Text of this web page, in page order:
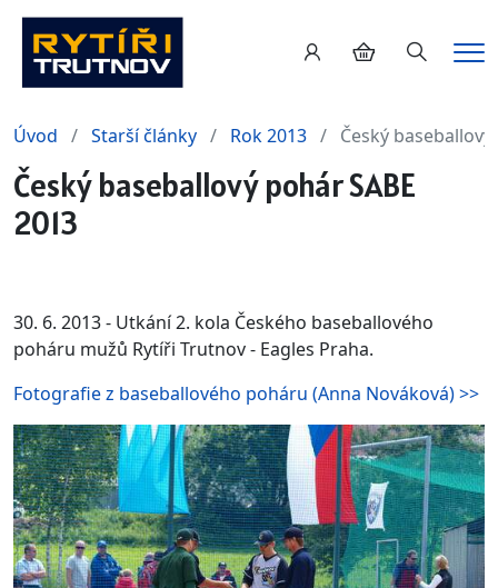
Hledání
Úvod Starší články Rok 2013 Český
Český baseballový pohár SABE
2013
30. 6. 2013 - Utkání 2. kola Českého baseballového
poháru mužů Rytíři Trutnov - Eagles Praha.
Fotografie z baseballového poháru (Anna Nováková) >>